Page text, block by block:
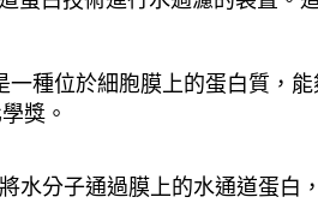
種位於細胞膜上的蛋白質，
獎。
水分子通過膜上的水通道蛋白